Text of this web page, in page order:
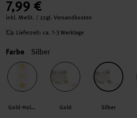
7,99 €
inkl. MwSt. / zzgl. Versandkosten
Lieferzeit: ca. 1-3 Werktage
Farbe Silber
Gold-Holographisch Gold Silber